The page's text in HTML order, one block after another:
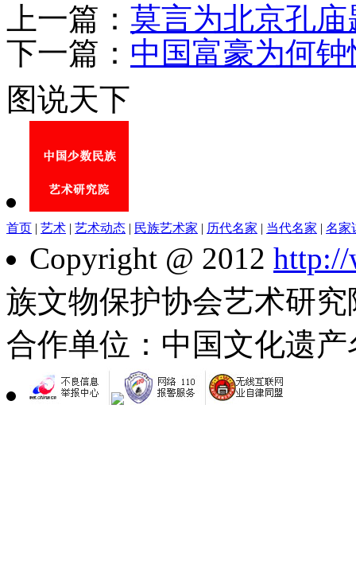
上一篇： 莫言为北京孔
下一篇： 中国富豪为何
图说天下
首页 | 艺术 | 艺术动态 | 民族艺术家 | 历代名家 | 当代名家 | 名家
Copyright @ 2012 http://
族文物保护协会艺术研
合作单位：中国文化遗